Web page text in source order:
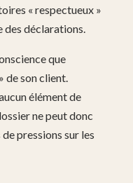
« respectueux »
déclarations.
que
de son client.
élément de
ne peut donc
pressions sur les